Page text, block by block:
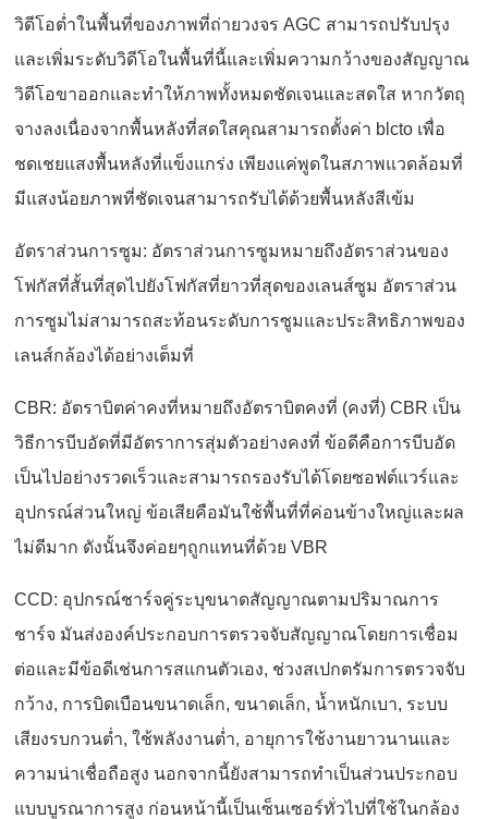
วิดีโอต่ำในพื้นที่ของภาพที่ถ่ายวงจร AGC สามารถปรับปรุง
และเพิ่มระดับวิดีโอในพื้นที่นี้และเพิ่มความกว้างของสัญญาณ
วิดีโอขาออกและทำให้ภาพทั้งหมดชัดเจนและสดใส หากวัตถุ
จางลงเนื่องจากพื้นหลังที่สดใสคุณสามารถตั้งค่า blcto เพื่อ
ชดเชยแสงพื้นหลังที่แข็งแกร่ง เพียงแค่พูดในสภาพแวดล้อมที่
มีแสงน้อยภาพที่ชัดเจนสามารถรับได้ด้วยพื้นหลังสีเข้ม
อัตราส่วนการซูม: อัตราส่วนการซูมหมายถึงอัตราส่วนของ
โฟกัสที่สั้นที่สุดไปยังโฟกัสที่ยาวที่สุดของเลนส์ซูม อัตราส่วน
การซูมไม่สามารถสะท้อนระดับการซูมและประสิทธิภาพของ
เลนส์กล้องได้อย่างเต็มที่
CBR: อัตราบิตค่าคงที่หมายถึงอัตราบิตคงที่ (คงที่) CBR เป็น
วิธีการบีบอัดที่มีอัตราการสุ่มตัวอย่างคงที่ ข้อดีคือการบีบอัด
เป็นไปอย่างรวดเร็วและสามารถรองรับได้โดยซอฟต์แวร์และ
อุปกรณ์ส่วนใหญ่ ข้อเสียคือมันใช้พื้นที่ที่ค่อนข้างใหญ่และผล
ไม่ดีมาก ดังนั้นจึงค่อยๆถูกแทนที่ด้วย VBR
CCD: อุปกรณ์ชาร์จคู่ระบุขนาดสัญญาณตามปริมาณการ
ชาร์จ มันส่งองค์ประกอบการตรวจจับสัญญาณโดยการเชื่อม
ต่อและมีข้อดีเช่นการสแกนตัวเอง, ช่วงสเปกตรัมการตรวจจับ
กว้าง, การบิดเบือนขนาดเล็ก, ขนาดเล็ก, น้ำหนักเบา, ระบบ
เสียงรบกวนต่ำ, ใช้พลังงานต่ำ, อายุการใช้งานยาวนานและ
ความน่าเชื่อถือสูง นอกจากนี้ยังสามารถทำเป็นส่วนประกอบ
แบบบูรณาการสูง ก่อนหน้านี้เป็นเซ็นเซอร์ทั่วไปที่ใช้ในกล้อง